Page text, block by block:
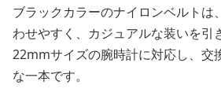
ブラックカラーのナイロンベルトは
わせやすく、カジュアルな装いを引
22mmサイズの腕時計に対応し、交
な一本です。